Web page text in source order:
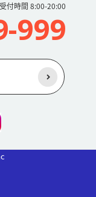
付時間 8:00-20:00
999